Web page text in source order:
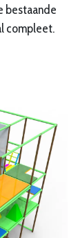
bestaande
compleet.